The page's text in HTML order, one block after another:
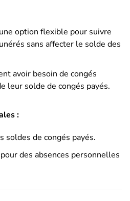
option flexible pour suivre
sans affecter le solde des
avoir besoin de congés
leur solde de congés payés.
:
soldes de congés payés.
des absences personnelles